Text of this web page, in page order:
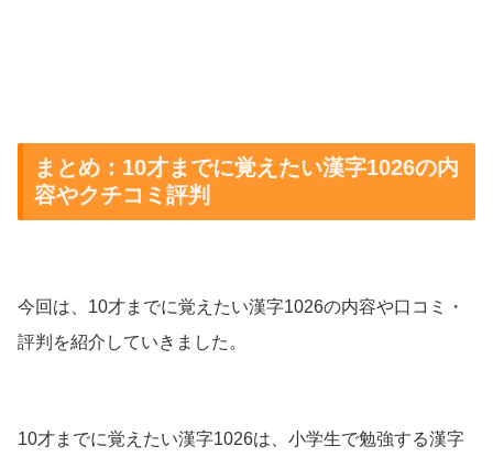
まとめ：10才までに覚えたい漢字1026の内
容やクチコミ評判
今回は、10才までに覚えたい漢字1026の内容や口コミ・
評判を紹介していきました。
10才までに覚えたい漢字1026は、小学生で勉強する漢字